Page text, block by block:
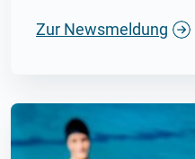
Zur Newsmeldung